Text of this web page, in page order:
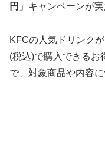
円 」キャンペーンが実
KFCの人気ドリンク
(税込)で購入できるお
で、対象商品や内容